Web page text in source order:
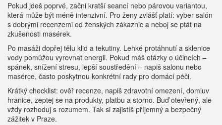
Pokud jdeš poprvé, začni kratší seancí nebo párovou variantou,
která může být méně intenzivní. Pro ženy zvlášť platí: vyber salón
s dobrými recenzemi od ženských zákaznic a neboj se ptát na
zkušenosti masérek.
Po masáži dopřej tělu klid a tekutiny. Lehké protáhnutí a sklenice
vody pomůžou vyrovnat energii. Pokud máš otázky o účincích –
spánek, snížení stresu, lepší soustředění – napiš salonu nebo
masérce, často poskytnou konkrétní rady pro domácí péči.
Krátký checklist: ověř recenze, napiš zdravotní omezení, domluv
hranice, zeptej se na produkty, platbu a storno. Buď otevřený, ale
vždy rozhoduj s rozumem. Tak si zajistíš příjemný a bezpečný
zážitek v Praze.